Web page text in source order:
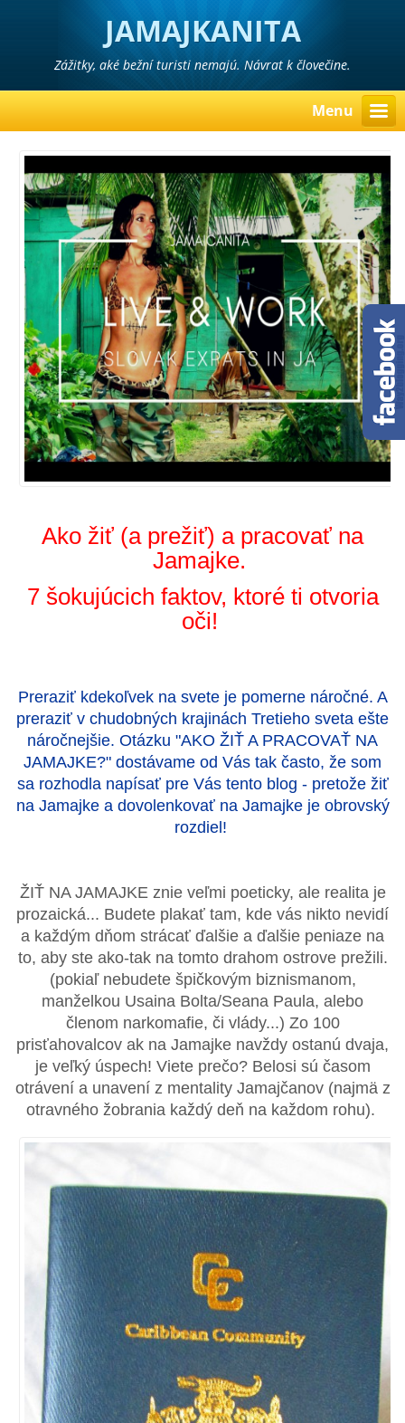
JAMAJKANITA
Zážitky, aké bežní turisti nemajú. Návrat k človečine.
Menu
Ako žiť (a prežiť) a pracovať na
Jamajke.
7 šokujúcich faktov, ktoré ti otvoria
oči!
Preraziť kdekoľvek na svete je pomerne náročné. A
preraziť v chudobných krajinách Tretieho sveta ešte
náročnejšie. Otázku "AKO ŽIŤ A PRACOVAŤ NA
JAMAJKE?" dostávame od Vás tak často, že som
sa rozhodla napísať pre Vás tento blog - pretože žiť
na Jamajke a dovolenkovať na Jamajke je obrovský
rozdiel!
ŽIŤ NA JAMAJKE znie veľmi poeticky, ale realita je
prozaická... Budete plakať tam, kde vás nikto nevidí
a každým dňom strácať ďalšie a ďalšie peniaze na
to, aby ste ako-tak na tomto drahom ostrove prežili.
(pokiaľ nebudete špičkovým biznismanom,
manželkou Usaina Bolta/Seana Paula, alebo
členom narkomafie, či vlády...) Zo 100
prisťahovalcov ak na Jamajke navždy ostanú dvaja,
je veľký úspech! Viete prečo? Belosi sú časom
otrávení a unavení z mentality Jamajčanov (najmä z
otravného žobrania každý deň na každom rohu).